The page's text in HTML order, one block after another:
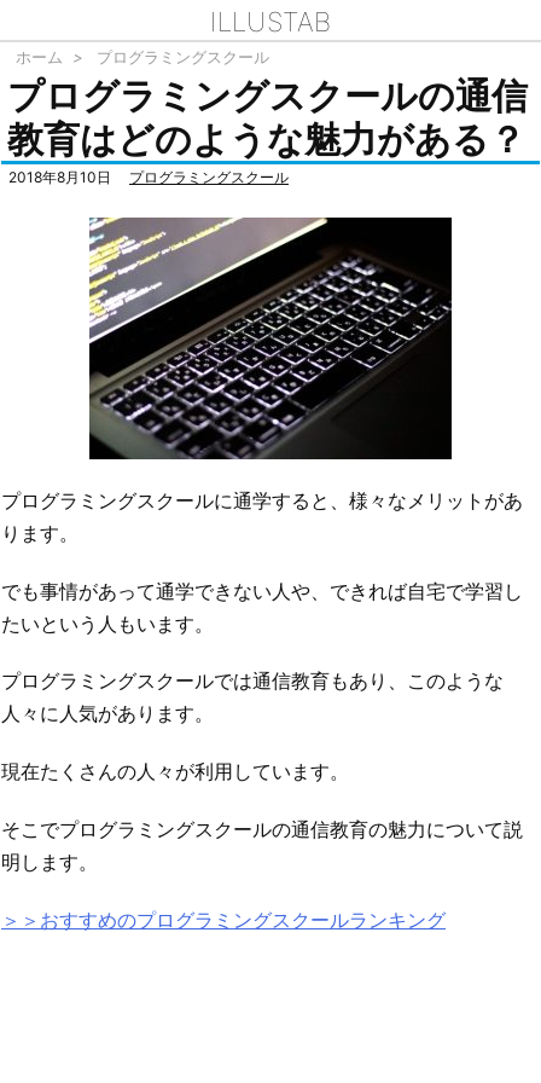
ILLUSTAB
ホーム > プログラミングスクール
プログラミングスクールの通信
教育はどのような魅力がある？
2018年8月10日 プログラミングスクール
プログラミングスクールに通学すると、様々なメリットがあ
ります。
でも事情があって通学できない人や、できれば自宅で学習し
たいという人もいます。
プログラミングスクールでは通信教育もあり、このような
人々に人気があります。
現在たくさんの人々が利用しています。
そこでプログラミングスクールの通信教育の魅力について説
明します。
＞＞おすすめのプログラミングスクールランキング